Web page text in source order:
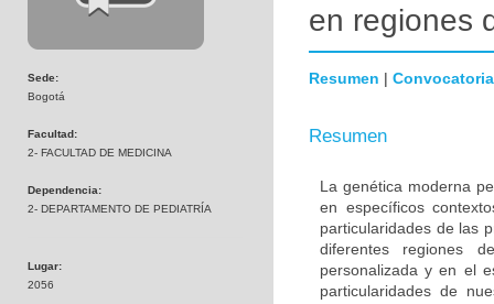
Sede:
Bogotá
Facultad:
2- FACULTAD DE MEDICINA
Dependencia:
2- DEPARTAMENTO DE PEDIATRÍA
Lugar:
2056
en regiones
Resumen | Convocatoria
Resumen
La genética moderna
en específicos
particularidades de las
diferentes regiones
personalizada y en el
particularidades de